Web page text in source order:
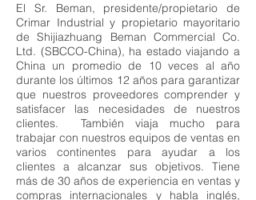
El Sr. Beman, presidente/propietario de
Crimar Industrial y propietario mayoritario
de Shijiazhuang Beman Commercial Co.
Ltd. (SBCCO-China), ha estado viajando a
China un promedio de 10 veces al año
durante los últimos 12 años para garantizar
que nuestros proveedores comprender y
satisfacer las necesidades de nuestros
clientes. También viaja mucho para
trabajar con nuestros equipos de ventas en
varios continentes para ayudar a los
clientes a alcanzar sus objetivos. Tiene
más de 30 años de experiencia en ventas y
compras internacionales y habla inglés,